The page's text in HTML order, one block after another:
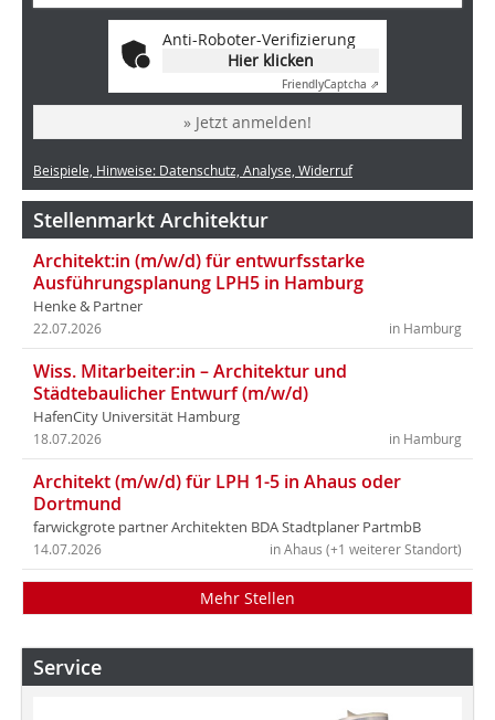
Anti-Roboter-Verifizierung
Hier klicken
FriendlyCaptcha ⇗
» Jetzt anmelden!
Beispiele, Hinweise: Datenschutz, Analyse, Widerruf
Stellenmarkt Architektur
Architekt:in (m/w/d) für entwurfsstarke
Ausführungsplanung LPH5 in Hamburg
Henke & Partner
in Hamburg
22.07.2026
Wiss. Mitarbeiter:in – Architektur und
Städtebaulicher Entwurf (m/w/d)
HafenCity Universität Hamburg
in Hamburg
18.07.2026
Architekt (m/w/d) für LPH 1-5 in Ahaus oder
Dortmund
farwickgrote partner Architekten BDA Stadtplaner PartmbB
in Ahaus (+1 weiterer Standort)
14.07.2026
Mehr Stellen
Service